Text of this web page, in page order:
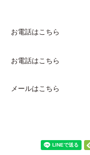
お電話はこちら
お電話はこちら
メールはこちら